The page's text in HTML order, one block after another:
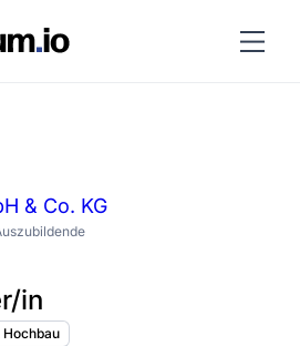
& Co. KG
in